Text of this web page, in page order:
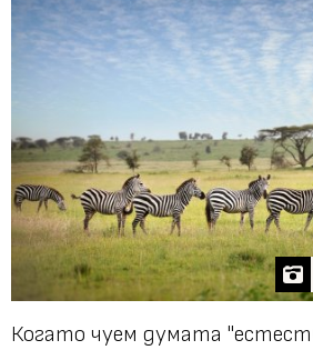
Когато чуем думата